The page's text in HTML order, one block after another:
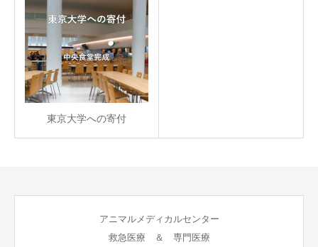
東京大学への寄付
アニマルメディカルセンター
救急医療 ＆ 専門医療